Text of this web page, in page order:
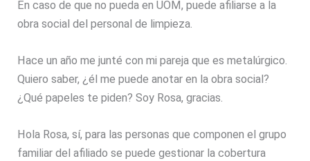
En caso de que no pueda en UOM, puede afiliarse a la
obra social del personal de limpieza.
Hace un año me junté con mi pareja que es metalúrgico.
Quiero saber, ¿él me puede anotar en la obra social?
¿Qué papeles te piden? Soy Rosa, gracias.
Hola Rosa, sí, para las personas que componen el grupo
familiar del afiliado se puede gestionar la cobertura